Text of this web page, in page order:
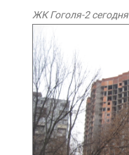
ЖК Гоголя-2 сегодня